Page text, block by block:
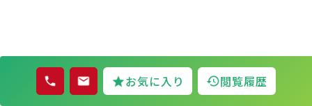
お気に入り 閲覧履歴